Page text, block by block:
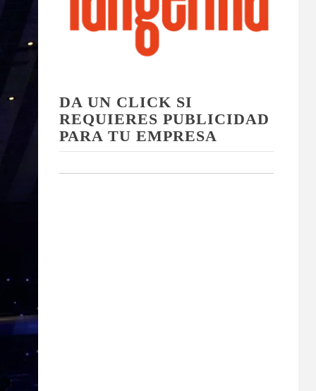
DA UN CLICK SI
REQUIERES PUBLICIDAD
PARA TU EMPRESA